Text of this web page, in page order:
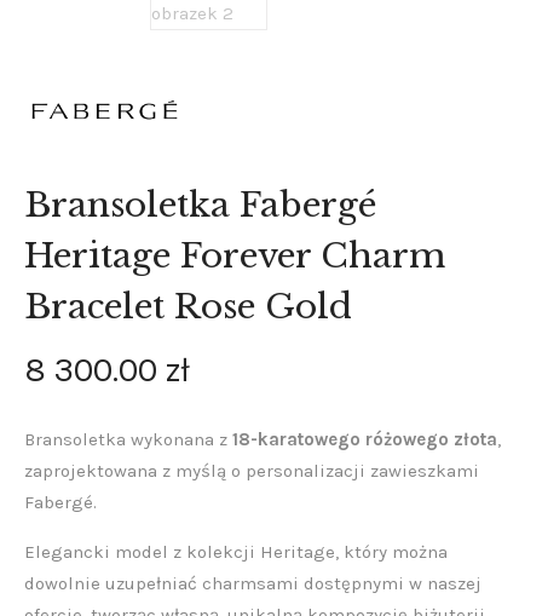
Bransoletka Fabergé
Heritage Forever Charm
Bracelet Rose Gold
8 300.00 zł
Bransoletka wykonana z 18-karatowego różowego złota,
zaprojektowana z myślą o personalizacji zawieszkami
Fabergé.
Elegancki model z kolekcji Heritage, który można
dowolnie uzupełniać charmsami dostępnymi w naszej